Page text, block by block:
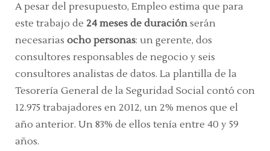
A pesar del presupuesto, Empleo estima que para
este trabajo de 24 meses de duración serán
necesarias ocho personas: un gerente, dos
consultores responsables de negocio y seis
consultores analistas de datos. La plantilla de la
Tesorería General de la Seguridad Social contó con
12.975 trabajadores en 2012, un 2% menos que el
año anterior. Un 83% de ellos tenía entre 40 y 59
años.